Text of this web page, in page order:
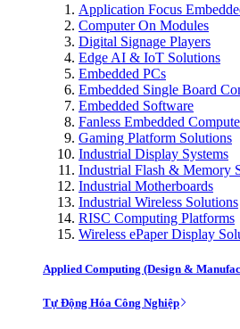
Application Focus
Computer On Modules
Digital Signage Players
Edge AI & IoT Solutions
Embedded PCs
Embedded Single Board
Embedded Software
Fanless Embedded
Gaming Platform Solutions
Industrial Display Systems
Industrial Flash & Memory
Industrial Motherboards
Industrial Wireless Solutions
RISC Computing Platforms
Wireless ePaper Display
Applied Computing (Design &
Tự Động Hóa Công Nghiệp